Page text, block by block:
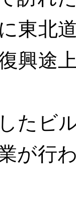
東北
興途
たビ
が行